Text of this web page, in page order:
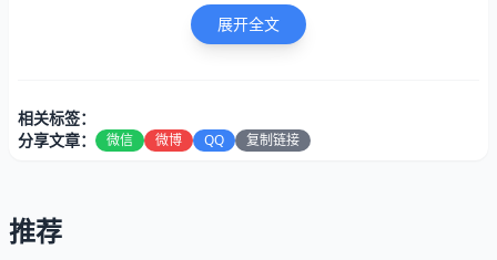
色或者是灰色这些颜色也可以穿白色，杏色，金色的衣服和
今衣忌选颜色
面需要避开木属性和土属性的衣服颜色，比如说不能穿青色
绿色的衣服，不能穿棕色的衣服，尽量避开木属性和土属性
展开全文
相关标签：
分享文章：
微信 微博 QQ 复制链接
推荐